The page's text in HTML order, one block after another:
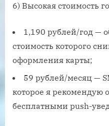
6) Высокая стоимость
1,190 рублей/год —
стоимость которого
оформления карты;
59 рублей/месяц —
которое я рекомендую
бесплатными push-